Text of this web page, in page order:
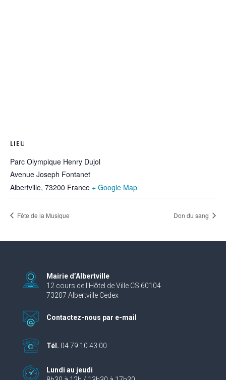
LIEU
Parc Olympique Henry Dujol
Avenue Joseph Fontanet
Albertville, 73200 France + Google Map
Fête de la Musique Don du sang
Mairie d’Albertville
12 cours de l’Hôtel de Ville CS 60104
73207 Albertville Cedex
Contactez-nous par e-mail
Tél. 04 79 10 43 00
Lundi au jeudi